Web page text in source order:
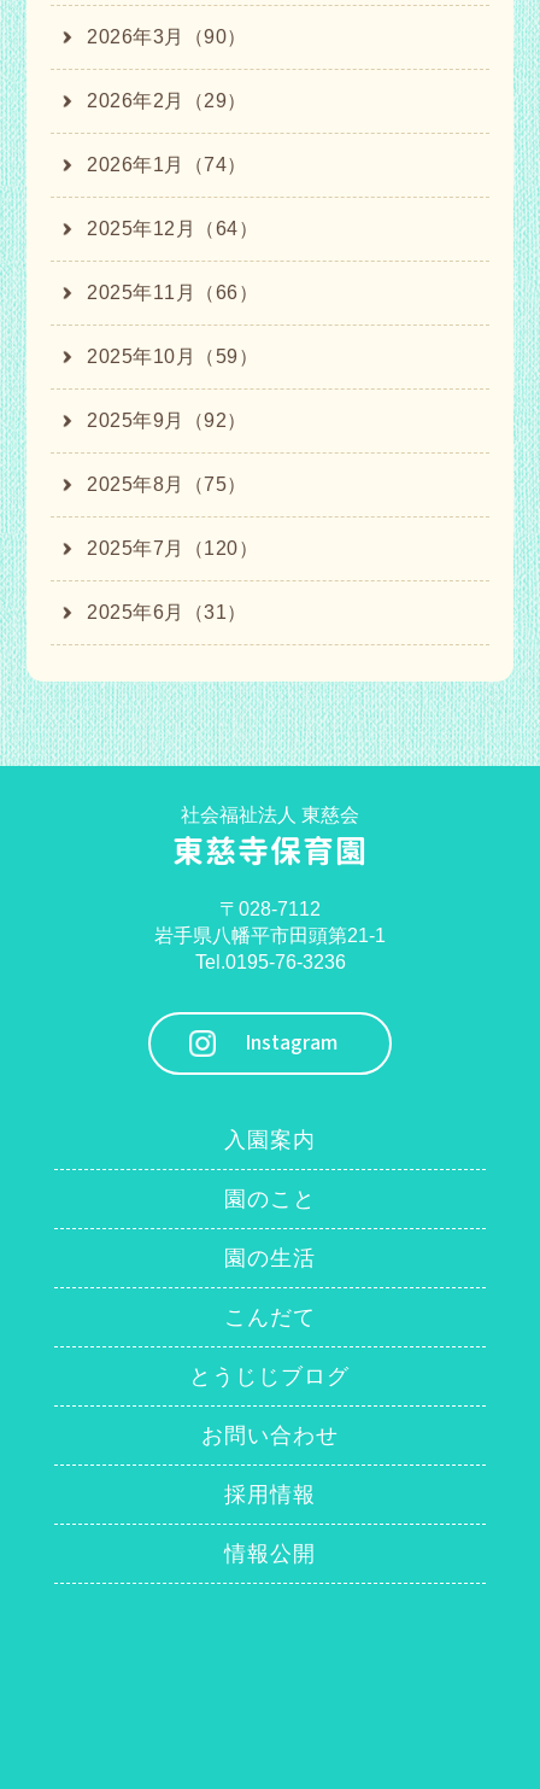
2026年3月（90）
2026年2月（29）
2026年1月（74）
2025年12月（64）
2025年11月（66）
2025年10月（59）
2025年9月（92）
2025年8月（75）
2025年7月（120）
2025年6月（31）
社会福祉法人 東慈会
東慈寺保育園
〒028-7112
岩手県八幡平市田頭第21-1
Tel.0195-76-3236
Instagram
入園案内
園のこと
園の生活
こんだて
とうじじブログ
お問い合わせ
採用情報
情報公開